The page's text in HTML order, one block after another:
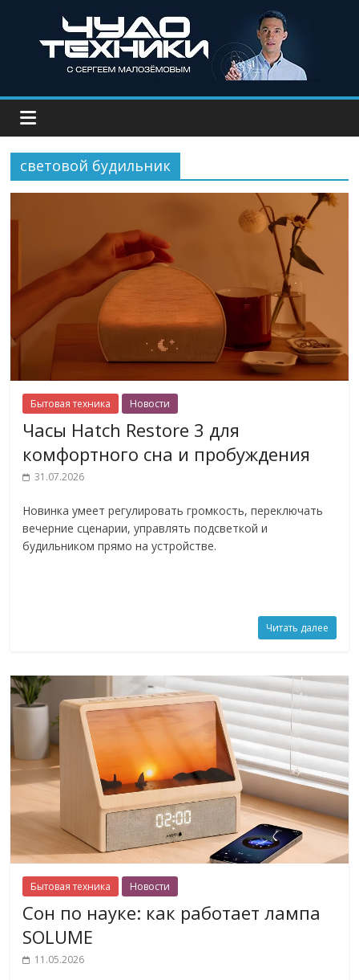
световой будильник
Бытовая техника Новости
Часы Hatch Restore 3 для
комфортного сна и пробуждения
31.07.2026
Новинка умеет регулировать громкость, переключать
вечерние сценарии, управлять подсветкой и
будильником прямо на устройстве.
Читать далее
Бытовая техника Новости
Сон по науке: как работает лампа
SOLUME
11.05.2026